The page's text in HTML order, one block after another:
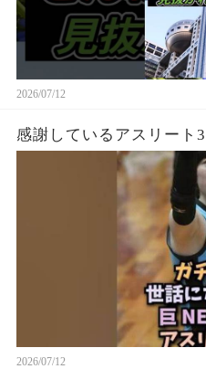
2026/07/12
感謝しているアスリート
2026/07/12